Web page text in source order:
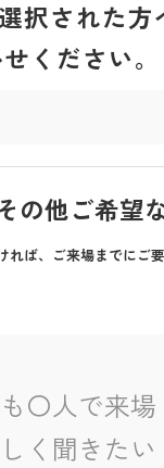
択された方
ください。
の他ご希望
れば、ご来場までにご